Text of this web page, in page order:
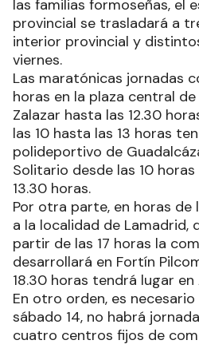
las familias formoseñas, el
provincial se trasladará a
interior provincial y
viernes.
Las maratónicas jornadas
horas en la plaza central
Zalazar hasta las 12.30
las 10 hasta las 13 horas
polideportivo de
Solitario desde las 10
13.30 horas.
Por otra parte, en horas
a la localidad de Lamadrid,
partir de las 17 horas la
desarrollará en Fortín
18.30 horas tendrá lugar
En otro orden, es
sábado 14, no habrá
cuatro centros fijos de